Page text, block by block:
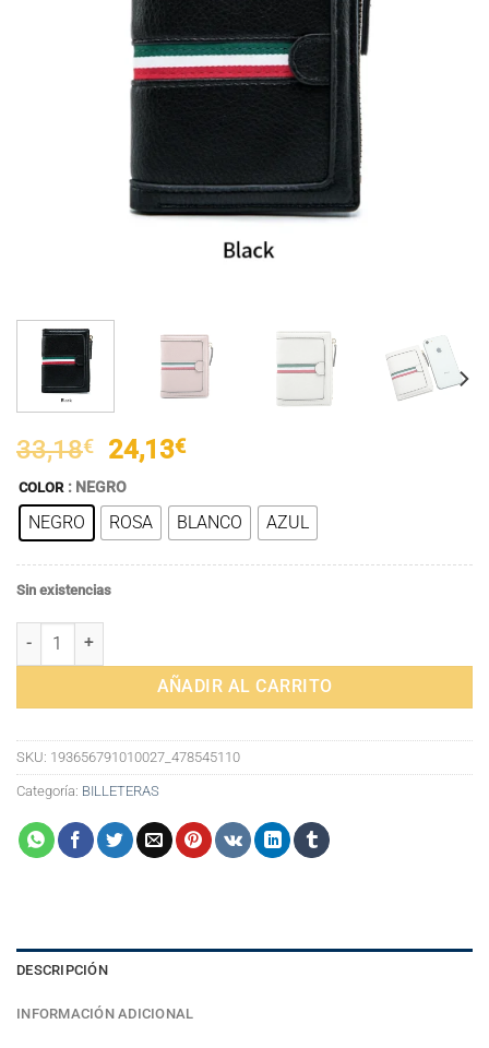
33,18€
El
precio
original
era:
24,13€El
actual
es:
COLOR : NEGRO
NEGRO ROSA BLANCO AZUL
Sin existencias
Cartera Mini Cute para Mujer - Elegancia y Funcionalidad en un
AÑADIR AL CARRITO
SKU: 193656791010027_478545110
Categoría: BILLETERAS
DESCRIPCIÓN
INFORMACIÓN ADICIONAL